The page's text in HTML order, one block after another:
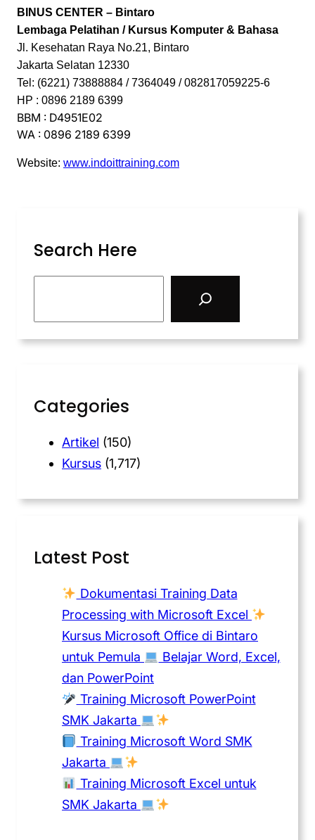
BINUS CENTER – Bintaro
Lembaga Pelatihan / Kursus Komputer & Bahasa
Jl. Kesehatan Raya No.21, Bintaro
Jakarta Selatan 12330
Tel: (6221) 73888884 / 7364049 / 082817059225-6
HP : 0896 2189 6399
BBM : D4951E02
WA : 0896 2189 6399
Website: www.indoittraining.com
Search Here
Categories
Artikel (150)
Kursus (1,717)
Latest Post
Dokumentasi Training Data
Processing with Microsoft Excel
Kursus Microsoft Office di Bintaro
untuk Pemula
Belajar Word, Excel,
dan PowerPoint
Training Microsoft PowerPoint
SMK Jakarta
Training Microsoft Word SMK
Jakarta
Training Microsoft Excel untuk
SMK Jakarta